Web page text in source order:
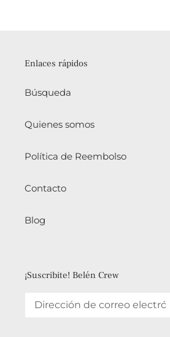
Enlaces rápidos
Búsqueda
Quienes somos
Política de Reembolso
Contacto
Blog
¡Suscribite! Belén Crew